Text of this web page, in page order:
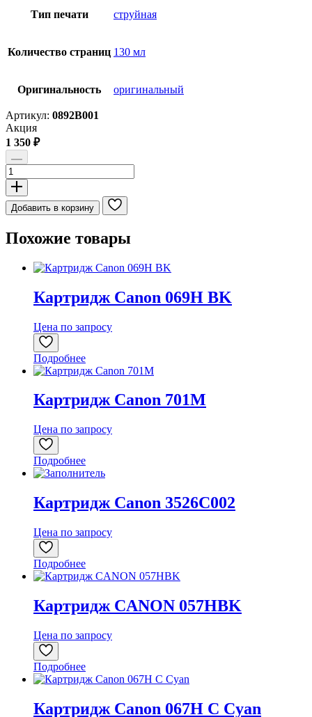
Тип печати струйная
Количество страниц 130 мл
Оригинальность оригинальный
Артикул: 0892B001
Акция
1 350 ₽
Количество
товара
Картридж
Canon
101GY
Добавить в корзину
Похожие товары
Картридж Canon 069H BK
Цена по запросу
Подробнее
Картридж Canon 701M
Цена по запросу
Подробнее
Картридж Canon 3526C002
Цена по запросу
Подробнее
Картридж CANON 057HBK
Цена по запросу
Подробнее
Картридж Canon 067H C Cyan